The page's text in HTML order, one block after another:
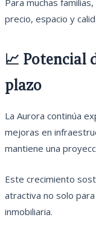
Para muchas
precio, espacio y
📈 Potencial
plazo
La Aurora continúa
mejoras en
mantiene una
Este crecimiento
atractiva no solo
inmobiliaria.